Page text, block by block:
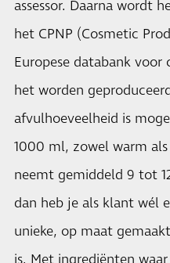
assessor. Daarna wordt
het CPNP (Cosmetic
Europese databank voor
het worden
afvulhoeveelheid is
1000 ml, zowel warm
neemt gemiddeld 9 tot
dan heb je als klant wél
unieke, op maat